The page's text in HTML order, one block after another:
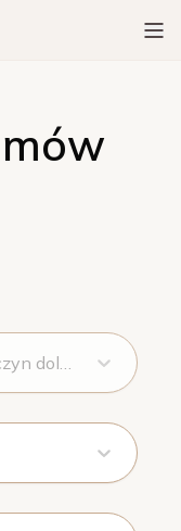
USG doppler naczyń obu kończyn dolnych